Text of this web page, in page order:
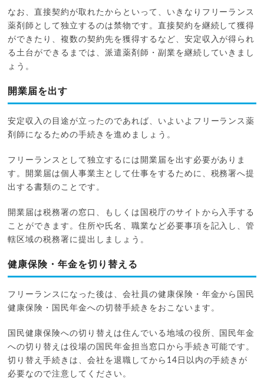
なお、直接契約が取れたからといって、いきなりフリーランス
薬剤師として独立するのは禁物です。直接契約を継続して獲得
ができたり、複数の契約先を獲得するなど、安定収入が得られ
る土台ができるまでは、派遣薬剤師・副業を継続していきまし
ょう。
開業届を出す
安定収入の目途が立ったのであれば、いよいよフリーランス薬
剤師になるための手続きを進めましょう。
フリーランスとして独立するには開業届を出す必要がありま
す。開業届は個人事業主として仕事をするために、税務署へ提
出する書類のことです。
開業届は税務署の窓口、もしくは国税庁のサイトから入手する
ことができます。住所や氏名、職業など必要事項を記入し、管
轄区域の税務署に提出しましょう。
健康保険・年金を切り替える
フリーランスになった後は、会社員の健康保険・年金から国民
健康保険・国民年金への切替手続きをおこないます。
国民健康保険への切り替えは住んでいる地域の役所、国民年金
への切り替えは役場の国民年金担当窓口から手続き可能です。
切り替え手続きは、会社を退職してから14日以内の手続きが
必要なので注意してください。